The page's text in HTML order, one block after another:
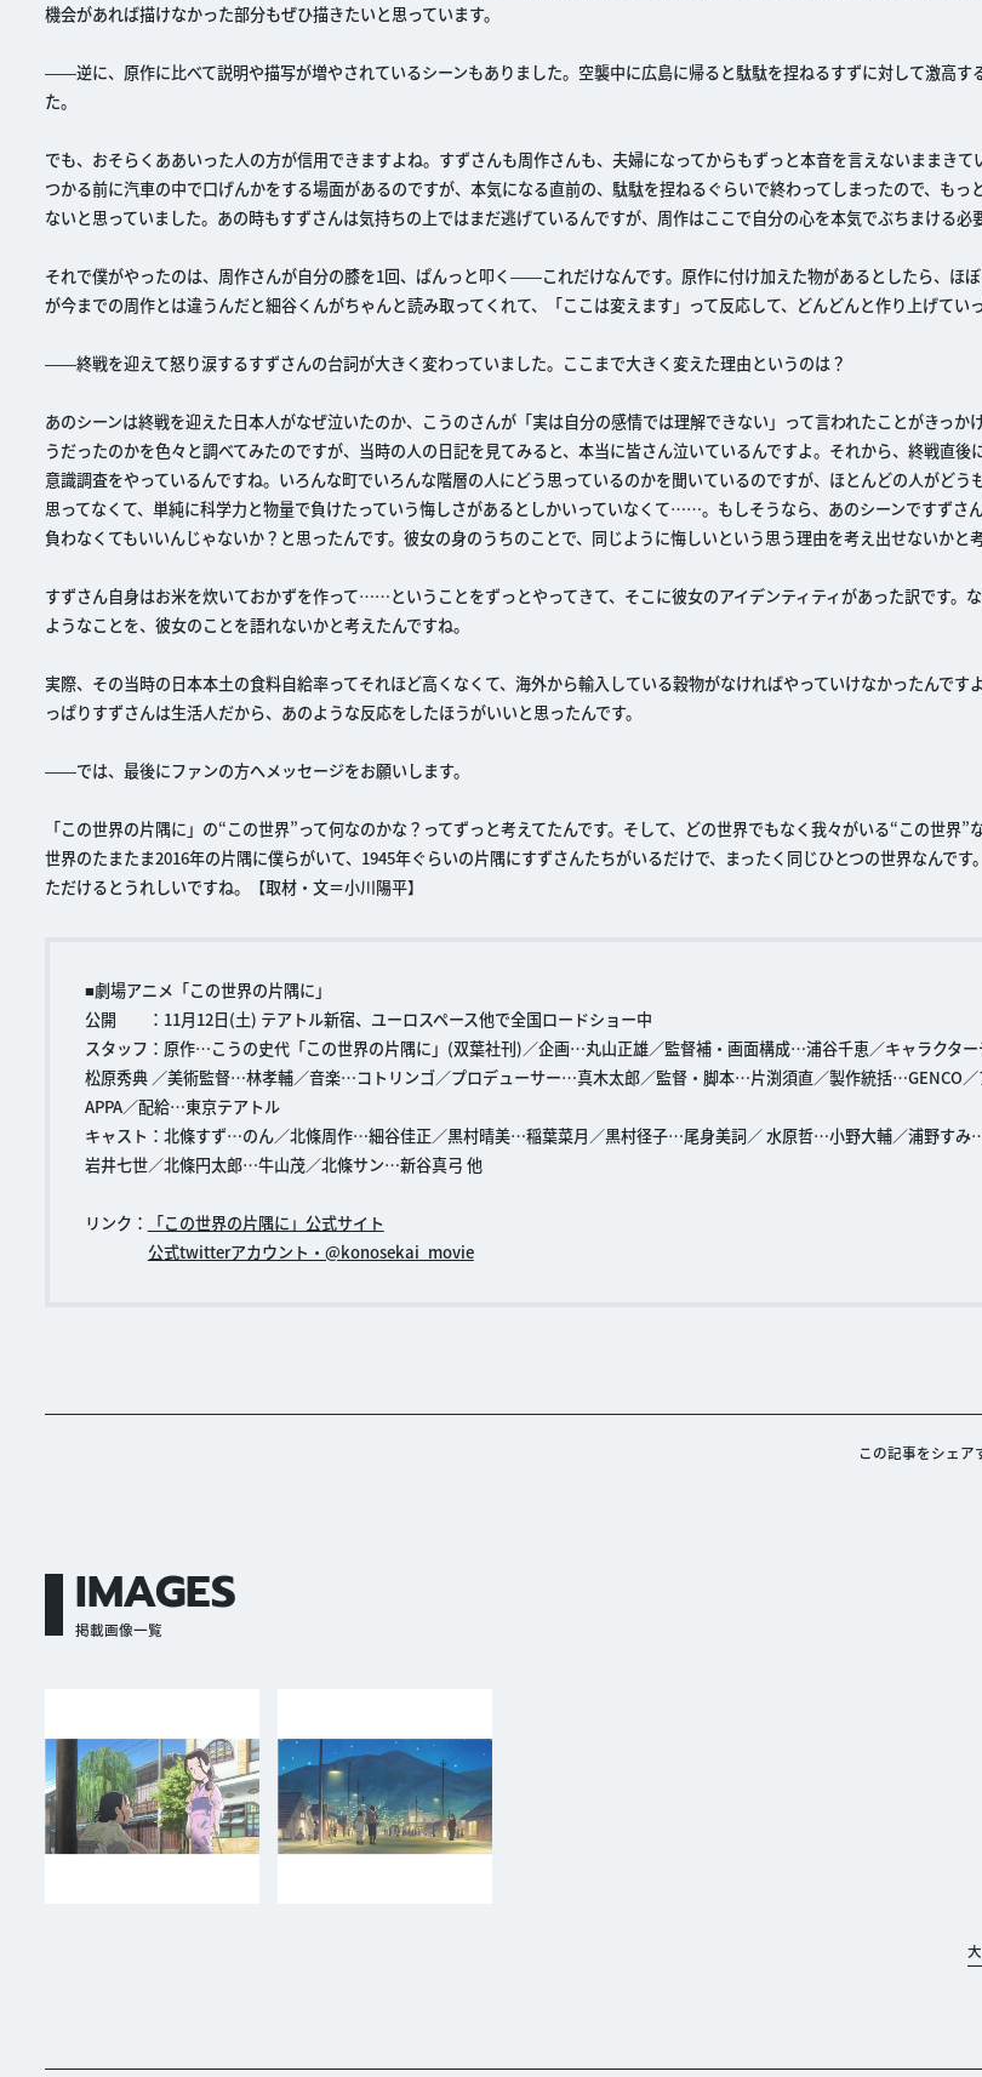
機会があれば描けなかった部分もぜひ描きたいと思っています。
――逆に、原作に比べて説明や描写が増やされているシーンもありました。空襲中に広島に帰ると駄駄を捏ねるすずに対して激高す
た。
でも、おそらくああいった人の方が信用できますよね。すずさんも周作さんも、夫婦になってからもずっと本音を言えないままきて
つかる前に汽車の中で口げんかをする場面があるのですが、本気になる直前の、駄駄を捏ねるぐらいで終わってしまったので、もっ
ないと思っていました。あの時もすずさんは気持ちの上ではまだ逃げているんですが、周作はここで自分の心を本気でぶちまける必
それで僕がやったのは、周作さんが自分の膝を1回、ぱんっと叩く――これだけなんです。原作に付け加えた物があるとしたら、ほ
が今までの周作とは違うんだと細谷くんがちゃんと読み取ってくれて、「ここは変えます」って反応して、どんどんと作り上げていっ
――終戦を迎えて怒り涙するすずさんの台詞が大きく変わっていました。ここまで大きく変えた理由というのは？
あのシーンは終戦を迎えた日本人がなぜ泣いたのか、こうのさんが「実は自分の感情では理解できない」って言われたことがきっか
うだったのかを色々と調べてみたのですが、当時の人の日記を見てみると、本当に皆さん泣いているんですよ。それから、終戦直後
意識調査をやっているんですね。いろんな町でいろんな階層の人にどう思っているのかを聞いているのですが、ほとんどの人がどう
思ってなくて、単純に科学力と物量で負けたっていう悔しさがあるとしかいっていなくて……。もしそうなら、あのシーンですずさ
負わなくてもいいんじゃないか？と思ったんです。彼女の身のうちのことで、同じように悔しいという思う理由を考え出せないかと
すずさん自身はお米を炊いておかずを作って……ということをずっとやってきて、そこに彼女のアイデンティティがあった訳です。
ようなことを、彼女のことを語れないかと考えたんですね。
実際、その当時の日本本土の食料自給率ってそれほど高くなくて、海外から輸入している穀物がなければやっていけなかったんです
っぱりすずさんは生活人だから、あのような反応をしたほうがいいと思ったんです。
――では、最後にファンの方へメッセージをお願いします。
「この世界の片隅に」の“この世界”って何なのかな？ってずっと考えてたんです。そして、どの世界でもなく我々がいる“この世界”
世界のたまたま2016年の片隅に僕らがいて、1945年ぐらいの片隅にすずさんたちがいるだけで、まったく同じひとつの世界なんです
ただけるとうれしいですね。【取材・文＝小川陽平】
■劇場アニメ「この世界の片隅に」
公開 ：11月12日(土) テアトル新宿、ユーロスペース他で全国ロードショー中
スタッフ：原作…こうの史代「この世界の片隅に」(双葉社刊)／企画…丸山正雄／監督補・画面構成…浦谷千恵／キャラクタ
松原秀典 ／美術監督…林孝輔／音楽…コトリンゴ／プロデューサー…真木太郎／監督・脚本…片渕須直／製作統括…GENCO
APPA／配給…東京テアトル
キャスト：北條すず…のん／北條周作…細谷佳正／黒村晴美…稲葉菜月／黒村径子…尾身美詞／ 水原哲…小野大輔／浦野す
岩井七世／北條円太郎…牛山茂／北條サン…新谷真弓 他
リンク：
「この世界の片隅に」公式サイト
公式twitterアカウント・@konosekai_movie
この記事をシェア
IMAGES
掲載画像一覧